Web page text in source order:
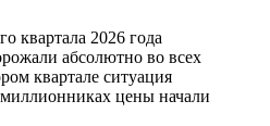
квартала 2026 года
абсолютно во всех
квартале ситуация
цены начали